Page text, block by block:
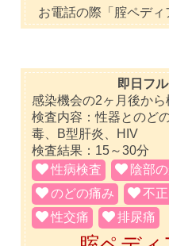
お電話の際「腟ペデ
即日フ
感染機会の2ヶ月後から
検査内容：性器とのど
毒、B型肝炎、HIV
検査結果：15～30分
性病検査
陰部
のどの痛み
不
性交痛
排尿痛